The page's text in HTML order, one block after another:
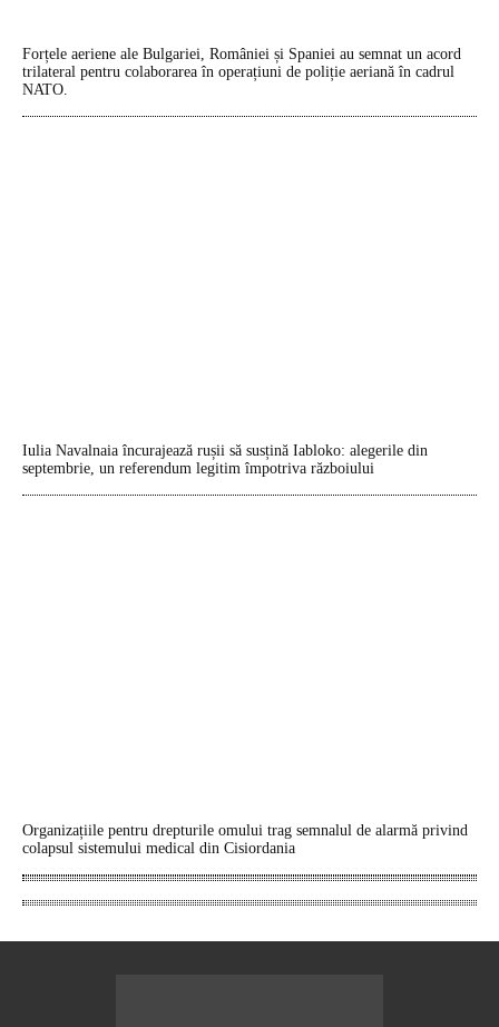
Forțele aeriene ale Bulgariei, României și Spaniei au semnat un acord
trilateral pentru colaborarea în operațiuni de poliție aeriană în cadrul
NATO.
Iulia Navalnaia încurajează rușii să susțină Iabloko: alegerile din
septembrie, un referendum legitim împotriva războiului
Organizațiile pentru drepturile omului trag semnalul de alarmă privind
colapsul sistemului medical din Cisiordania